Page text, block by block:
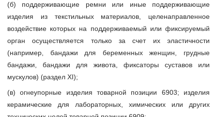
(б) поддерживающие ремни или иные поддерживающие
изделия из текстильных материалов, целенаправленное
воздействие которых на поддерживаемый или фиксируемый
орган осуществляется только за счет их эластичности
(например, бандажи для беременных женщин, грудные
бандажи, бандажи для живота, фиксаторы суставов или
мускулов) (раздел XI);
(в) огнеупорные изделия товарной позиции 6903; изделия
керамические для лабораторных, химических или других